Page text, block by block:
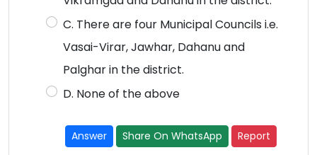
C. There are four Municipal Councils i.e.
Vasai-Virar, Jawhar, Dahanu and
Palghar in the district.
D. None of the above
Answer Share On WhatsApp Report